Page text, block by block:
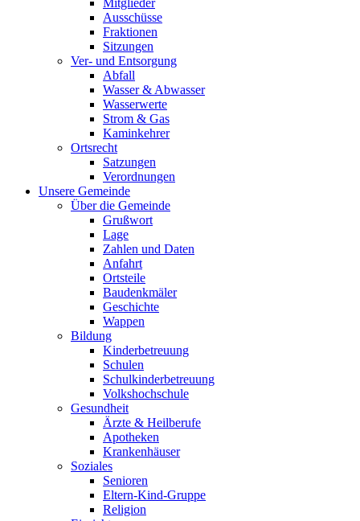
Mitglieder
Ausschüsse
Fraktionen
Sitzungen
Ver- und Entsorgung
Abfall
Wasser & Abwasser
Wasserwerte
Strom & Gas
Kaminkehrer
Ortsrecht
Satzungen
Verordnungen
Unsere Gemeinde
Über die Gemeinde
Grußwort
Lage
Zahlen und Daten
Anfahrt
Ortsteile
Baudenkmäler
Geschichte
Wappen
Bildung
Kinderbetreuung
Schulen
Schulkinderbetreuung
Volkshochschule
Gesundheit
Ärzte & Heilberufe
Apotheken
Krankenhäuser
Soziales
Senioren
Eltern-Kind-Gruppe
Religion